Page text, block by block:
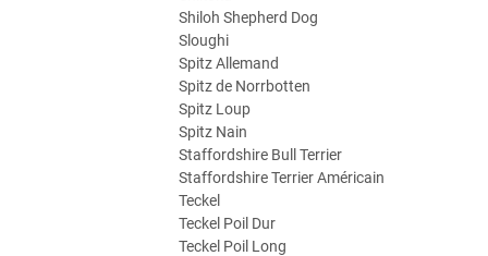
Shiloh Shepherd Dog
Sloughi
Spitz Allemand
Spitz de Norrbotten
Spitz Loup
Spitz Nain
Staffordshire Bull Terrier
Staffordshire Terrier Américain
Teckel
Teckel Poil Dur
Teckel Poil Long